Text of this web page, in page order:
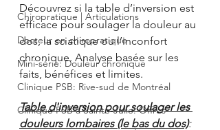
Chiropratique | Articulations
Docteur en chiropratique
Mini-série: Douleur chronique
Clinique PSB: Rive-sud de Montréal
Clinique PSB à Sainte-Julie: Offres
Découvrez si la table d’inversion est
efficace pour soulager la douleur au
dos, la sciatique ou l’inconfort
chronique. Analyse basée sur les
faits, bénéfices et limites.
Table d'inversion pour soulager les
douleurs lombaires (le bas du dos):